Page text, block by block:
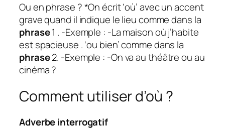
Ou en phrase ? *On écrit ‘où’ avec un accent
grave quand il indique le lieu comme dans la
phrase1 . -Exemple : -La maison où j’habite
est spacieuse . ‘ou bien’ comme dans la
phrase2. -Exemple : -On va au théâtre ou au
cinéma ?
Comment utiliser d’où ?
Adverbe interrogatif